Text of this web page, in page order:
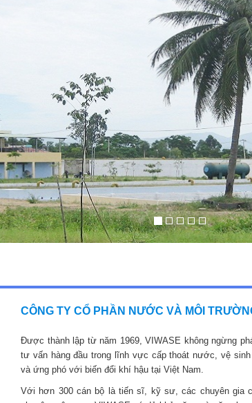
CÔNG TY CỔ PHẦN NƯỚC VÀ MÔI
Được thành lập từ năm 1969, VIWASE không ngừng
tư vấn hàng đầu trong lĩnh vực cấp thoát nước, vệ
và ứng phó với biến đổi khí hậu tại Việt Nam.
Với hơn 300 cán bộ là tiến sĩ, kỹ sư, các chuyên gia